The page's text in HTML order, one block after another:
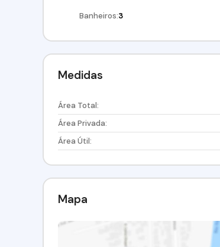
Banheiros:3
Medidas
Área Total:
Área Privada:
Área Útil:
Mapa